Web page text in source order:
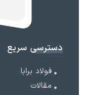
دسترسی سریع
فولاد برابا
مقالات